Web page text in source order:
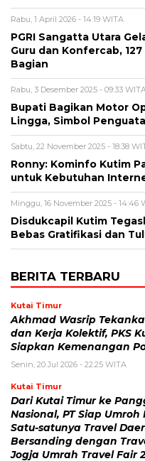
Rabu, 1 April 2026 - 14:19 WITA
PGRI Sangatta Utara
Guru dan Konfercab,
Bagian
Rabu, 3 Desember 2025 - 09:33
Bupati Bagikan Motor
Lingga, Simbol
Sabtu, 22 November 2025 - 18:38
Ronny: Kominfo Kutim
untuk Kebutuhan
Minggu, 16 November 2025 - 14:46
Disdukcapil Kutim
Bebas Gratifikasi dan
BERITA TERBARU
Kutai Timur
Akhmad Wasrip
dan Kerja Kolektif, PKS
Siapkan Kemenangan
Senin, 20 Jul 2026 - 22:25 WITA
Kutai Timur
Dari Kutai Timur ke
Nasional, PT Siap Umroh
Satu-satunya Travel
Bersanding dengan
Jogja Umrah Travel Fair